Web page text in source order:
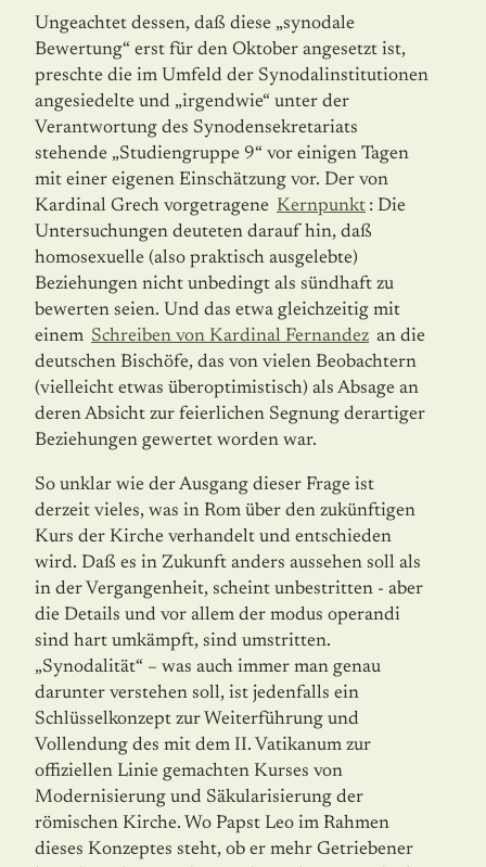
Ungeachtet dessen, daß diese „synodale
Bewertung“ erst für den Oktober angesetzt ist,
preschte die im Umfeld der Synodalinstitutionen
angesiedelte und „irgendwie“ unter der
Verantwortung des Synodensekretariats
stehende „Studiengruppe 9“ vor einigen Tagen
mit einer eigenen Einschätzung vor. Der von
Kardinal Grech vorgetragene Kernpunkt : Die
Untersuchungen deuteten darauf hin, daß
homosexuelle (also praktisch ausgelebte)
Beziehungen nicht unbedingt als sündhaft zu
bewerten seien. Und das etwa gleichzeitig mit
einem Schreiben von Kardinal Fernandez an die
deutschen Bischöfe, das von vielen Beobachtern
(vielleicht etwas überoptimistisch) als Absage an
deren Absicht zur feier­li­chen Segnung derartiger
Beziehungen gewertet worden war.
So unklar wie der Ausgang dieser Frage ist
derzeit vieles, was in Rom über den zukünftigen
Kurs der Kirche verhandelt und entschieden
wird. Daß es in Zukunft anders aussehen soll als
in der Vergangenheit, scheint unbestritten - aber
die Details und vor allem der modus operandi
sind hart umkämpft, sind umstrit­ten.
„Synodalität“ – was auch immer man genau
darunter verstehen soll, ist jedenfalls ein
Schlüsselkonzept zur Weiter­führung und
Vollendung des mit dem II. Vatikanum zur
offiziellen Linie gemachten Kur­ses von
Modernisierung und Säkularisierung der
römischen Kirche. Wo Papst Leo im Rahmen
dieses Konzeptes steht, ob er mehr Getriebener